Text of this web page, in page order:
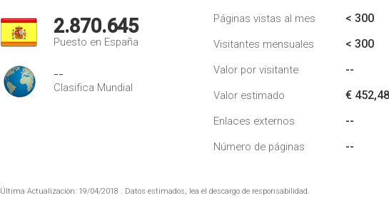
2.870.645
Puesto en España
--
Clasifica Mundial
Páginas vistas al mes < 300
Visitantes mensuales < 300
Valor por visitante --
Valor estimado € 452,48
Enlaces externos --
Número de páginas --
Última Actualización: 19/04/2018 . Datos estimados, lea el descargo de responsabilidad.